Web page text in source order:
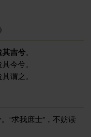
其吉兮。
今兮。
谓之。
“求我庶士”，不妨读